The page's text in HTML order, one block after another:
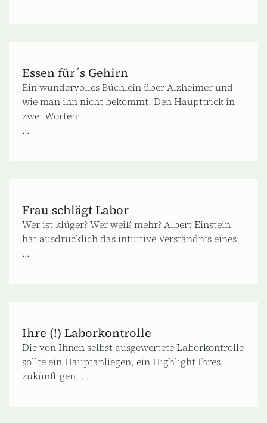
Essen für´s Gehirn
Ein wundervolles Büchlein über Alzheimer und
wie man ihn nicht bekommt. Den Haupttrick in
zwei Worten:
...
Frau schlägt Labor
Wer ist klüger? Wer weiß mehr? Albert Einstein
hat ausdrücklich das intuitive Verständnis eines
...
Ihre (!) Laborkontrolle
Die von Ihnen selbst ausgewertete Laborkontrolle
sollte ein Hauptanliegen, ein Highlight Ihres
zukünftigen, ...